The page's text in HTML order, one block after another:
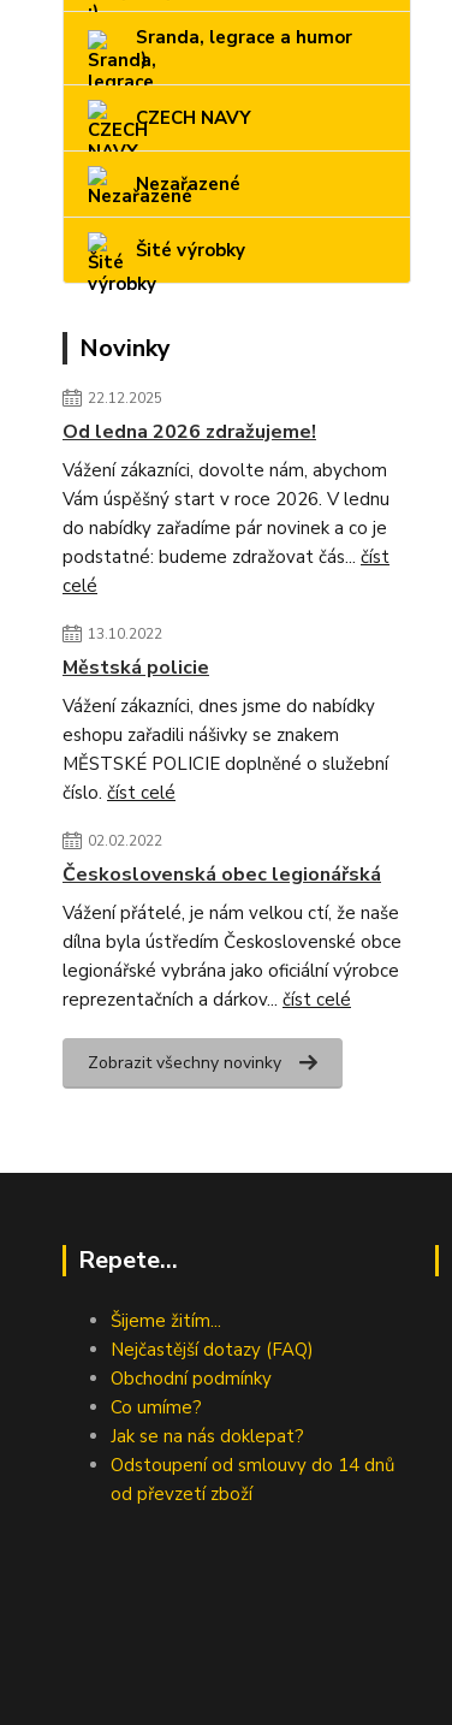
Sranda, legrace a humor
:)
CZECH NAVY
Nezařazené
Šité výrobky
Novinky
22.12.2025
Od ledna 2026 zdražujeme!
Vážení zákazníci, dovolte nám, abychom
Vám úspěšný start v roce 2026. V lednu
do nabídky zařadíme pár novinek a co je
podstatné: budeme zdražovat čás... číst
celé
13.10.2022
Městská policie
Vážení zákazníci, dnes jsme do nabídky
eshopu zařadili nášivky se znakem
MĚSTSKÉ POLICIE doplněné o služební
číslo. číst celé
02.02.2022
Československá obec legionářská
Vážení přátelé, je nám velkou ctí, že naše
dílna byla ústředím Československé obce
legionářské vybrána jako oficiální výrobce
reprezentačních a dárkov... číst celé
Zobrazit všechny novinky
Repete...
Šijeme žitím...
Nejčastější dotazy (FAQ)
Obchodní podmínky
Co umíme?
Jak se na nás doklepat?
Odstoupení od smlouvy do 14 dnů
od převzetí zboží